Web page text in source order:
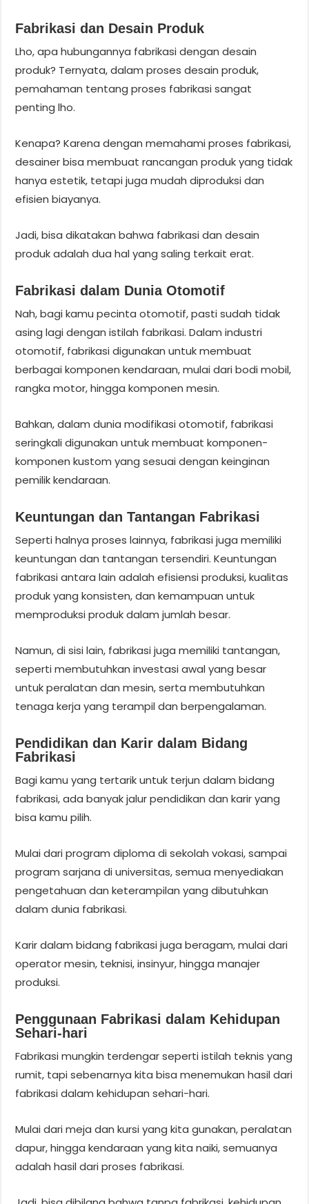
Fabrikasi dan Desain Produk
Lho, apa hubungannya fabrikasi dengan desain
produk? Ternyata, dalam proses desain produk,
pemahaman tentang proses fabrikasi sangat
penting lho.
Kenapa? Karena dengan memahami proses fabrikasi,
desainer bisa membuat rancangan produk yang tidak
hanya estetik, tetapi juga mudah diproduksi dan
efisien biayanya.
Jadi, bisa dikatakan bahwa fabrikasi dan desain
produk adalah dua hal yang saling terkait erat.
Fabrikasi dalam Dunia Otomotif
Nah, bagi kamu pecinta otomotif, pasti sudah tidak
asing lagi dengan istilah fabrikasi. Dalam industri
otomotif, fabrikasi digunakan untuk membuat
berbagai komponen kendaraan, mulai dari bodi mobil,
rangka motor, hingga komponen mesin.
Bahkan, dalam dunia modifikasi otomotif, fabrikasi
seringkali digunakan untuk membuat komponen-
komponen kustom yang sesuai dengan keinginan
pemilik kendaraan.
Keuntungan dan Tantangan Fabrikasi
Seperti halnya proses lainnya, fabrikasi juga memiliki
keuntungan dan tantangan tersendiri. Keuntungan
fabrikasi antara lain adalah efisiensi produksi, kualitas
produk yang konsisten, dan kemampuan untuk
memproduksi produk dalam jumlah besar.
Namun, di sisi lain, fabrikasi juga memiliki tantangan,
seperti membutuhkan investasi awal yang besar
untuk peralatan dan mesin, serta membutuhkan
tenaga kerja yang terampil dan berpengalaman.
Pendidikan dan Karir dalam Bidang
Fabrikasi
Bagi kamu yang tertarik untuk terjun dalam bidang
fabrikasi, ada banyak jalur pendidikan dan karir yang
bisa kamu pilih.
Mulai dari program diploma di sekolah vokasi, sampai
program sarjana di universitas, semua menyediakan
pengetahuan dan keterampilan yang dibutuhkan
dalam dunia fabrikasi.
Karir dalam bidang fabrikasi juga beragam, mulai dari
operator mesin, teknisi, insinyur, hingga manajer
produksi.
Penggunaan Fabrikasi dalam Kehidupan
Sehari-hari
Fabrikasi mungkin terdengar seperti istilah teknis yang
rumit, tapi sebenarnya kita bisa menemukan hasil dari
fabrikasi dalam kehidupan sehari-hari.
Mulai dari meja dan kursi yang kita gunakan, peralatan
dapur, hingga kendaraan yang kita naiki, semuanya
adalah hasil dari proses fabrikasi.